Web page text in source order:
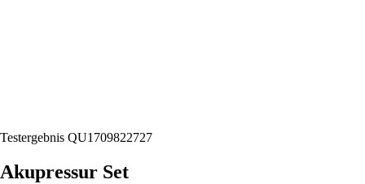
Testergebnis QU1709822727
Akupressur Set